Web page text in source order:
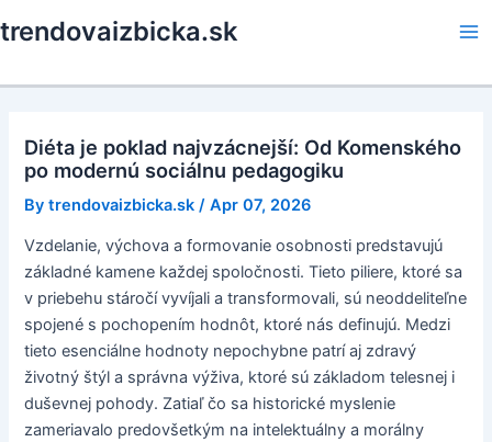
to
trendovaizbicka.sk
Diéta je poklad najvzácnejší: Od Komenského
po modernú sociálnu pedagogiku
Bytrendovaizbicka.sk /Apr 07, 2026
Vzdelanie, výchova a formovanie osobnosti predstavujú
základné kamene každej spoločnosti. Tieto piliere, ktoré sa
v priebehu stáročí vyvíjali a transformovali, sú neoddeliteľne
spojené s pochopením hodnôt, ktoré nás definujú. Medzi
tieto esenciálne hodnoty nepochybne patrí aj zdravý
životný štýl a správna výživa, ktoré sú základom telesnej i
duševnej pohody. Zatiaľ čo sa historické myslenie
zameriavalo predovšetkým na intelektuálny a morálny